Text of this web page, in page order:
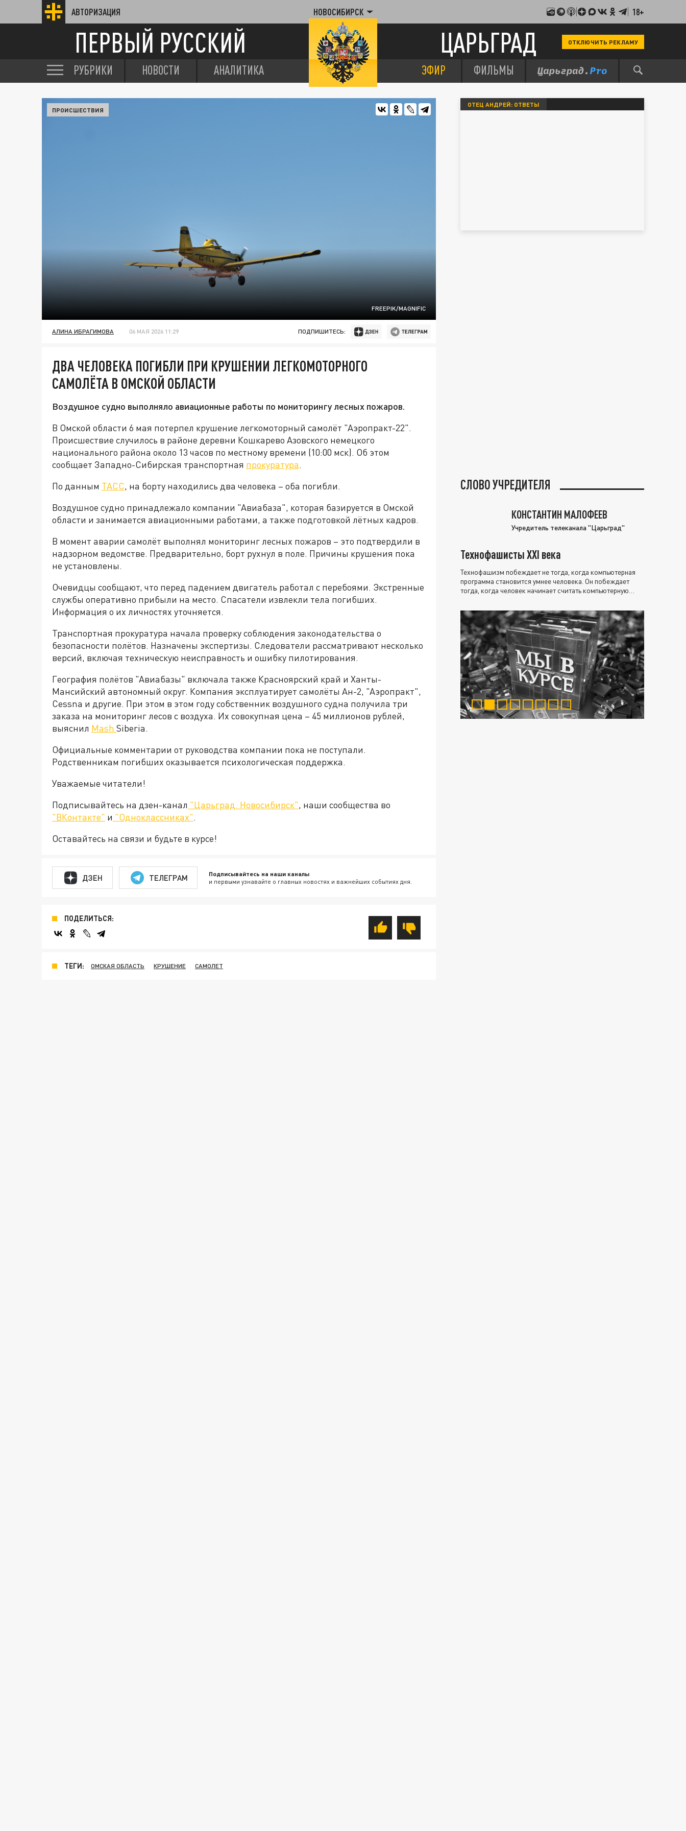
АВТОРИЗАЦИЯ НОВОСИБИРСК 18+
ПЕРВЫЙ РУССКИЙ ЦАРЬГРАД ОТКЛЮЧИТЬ РЕКЛАМУ
РУБРИКИ НОВОСТИ АНАЛИТИКА ЭФИР ФИЛЬМЫ
FREEPIK/MAGNIFIC
ПРОИСШЕСТВИЯ
АЛИНА ИБРАГИМОВА 06 МАЯ 2026 11:29 ПОДПИШИТЕСЬ:
ДВА ЧЕЛОВЕКА ПОГИБЛИ ПРИ КРУШЕНИИ ЛЕГКОМОТОРНОГО
САМОЛЁТА В ОМСКОЙ ОБЛАСТИ
Воздушное судно выполняло авиационные работы по мониторингу лесных пожаров.
В Омской области 6 мая потерпел крушение легкомоторный самолёт "Аэропракт-22".
Происшествие случилось в районе деревни Кошкарево Азовского немецкого
национального района около 13 часов по местному времени (10:00 мск). Об этом
сообщает Западно-Сибирская транспортная прокуратура.
По данным ТАСС, на борту находились два человека – оба погибли.
Воздушное судно принадлежало компании "Авиабаза", которая базируется в Омской
области и занимается авиационными работами, а также подготовкой лётных кадров.
В момент аварии самолёт выполнял мониторинг лесных пожаров – это подтвердили в
надзорном ведомстве. Предварительно, борт рухнул в поле. Причины крушения пока
не установлены.
Очевидцы сообщают, что перед падением двигатель работал с перебоями. Экстренные
службы оперативно прибыли на место. Спасатели извлекли тела погибших.
Информация о их личностях уточняется.
Транспортная прокуратура начала проверку соблюдения законодательства о
безопасности полётов. Назначены экспертизы. Следователи рассматривают несколько
версий, включая техническую неисправность и ошибку пилотирования.
География полётов "Авиабазы" включала также Красноярский край и Ханты-
Мансийский автономный округ. Компания эксплуатирует самолёты Ан-2, "Аэропракт",
Cessna и другие. При этом в этом году собственник воздушного судна получила три
заказа на мониторинг лесов с воздуха. Их совокупная цена – 45 миллионов рублей,
выяснил Mash Siberia.
Официальные комментарии от руководства компании пока не поступали.
Родственникам погибших оказывается психологическая поддержка.
Уважаемые читатели!
Подписывайтесь на дзен-канал "Царьград. Новосибирск", наши сообщества во
"ВКонтакте" и "Одноклассниках".
Оставайтесь на связи и будьте в курсе!
ДЗЕН ТЕЛЕГРАМ Подписывайтесь на наши каналы
и первыми узнавайте о главных новостях и важнейших событиях дня.
ПОДЕЛИТЬСЯ:
ТЕГИ: ОМСКАЯ ОБЛАСТЬ КРУШЕНИЕ САМОЛЕТ
ОТЕЦ АНДРЕЙ: ОТВЕТЫ
СЛОВО УЧРЕДИТЕЛЯ
КОНСТАНТИН МАЛОФЕЕВ
Учредитель телеканала "Царьград"
Технофашисты XXI века
Технофашизм побеждает не тогда, когда компьютерная
программа становится умнее человека. Он побеждает
тогда, когда человек начинает считать компьютерную